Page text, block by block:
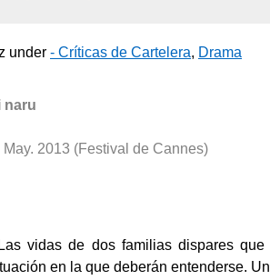
under - Críticas de Cartelera, Drama
naru
May. 2013 (Festival de Cannes)
Las vidas de dos familias dispares
en la que deberán entenderse.